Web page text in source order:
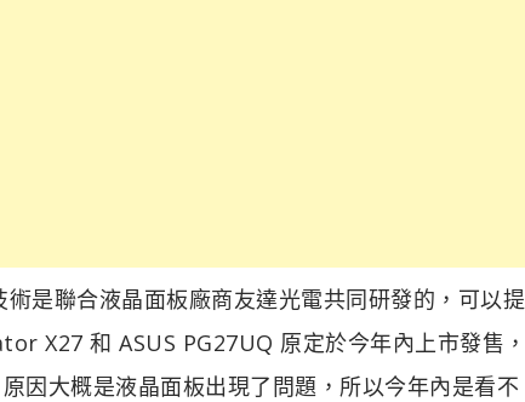
是聯合液晶面板廠商友達光電共同研發的，可以提
X27 和 ASUS PG27UQ 原定於今年內上市發售，
因大概是液晶面板出現了問題，所以今年內是看不